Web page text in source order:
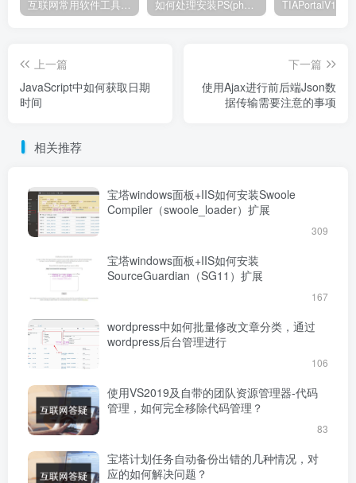
互联网常用软件工具资源汇总贴 如何处理安装PS(photoshop cc2018) 时，提示系统或者IE浏览器需要升级
上一篇
JavaScript中如何获取日期
时间
下一篇
使用Ajax进行前后端Json数
据传输需要注意的事项
相关推荐
宝塔windows面板+IIS如何安装Swoole
Compiler（swoole_loader）扩展
309
宝塔windows面板+IIS如何安装
SourceGuardian（SG11）扩展
167
wordpress中如何批量修改文章分类，通过
wordpress后台管理进行
106
使用VS2019及自带的团队资源管理器-代码
管理，如何完全移除代码管理？
83
宝塔计划任务自动备份出错的几种情况，对
应的如何解决问题？